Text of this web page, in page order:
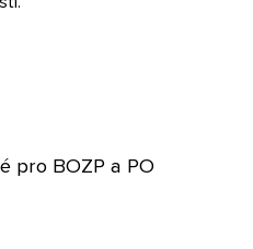
pro BOZP a PO